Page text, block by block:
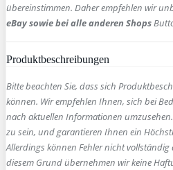
übereinstimmen. Daher empfehlen wir
eBay sowie bei alle anderen Shops
Produktbeschreibungen
Bitte beachten Sie, dass sich
können. Wir empfehlen Ihnen, sich bei
nach aktuellen Informationen
zu sein, und garantieren Ihnen ein
Allerdings können Fehler nicht vollständig
diesem Grund übernehmen wir keine